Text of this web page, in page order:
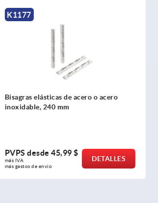
K1176
Bisagras elásticas de acero o acero
inoxidable, 180 mm
PVPS desde35,10 $
más IVA
más gastos de envío
DETALLES